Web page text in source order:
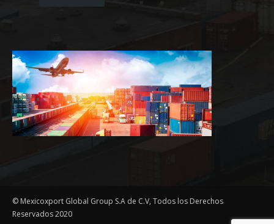
© Mexicoxport Global Group S.A de C.V, Todos los Derechos
Reservados 2020